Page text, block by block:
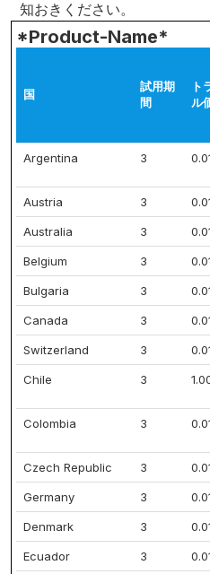
知おきください。
*Product-Name*
国
試用期
間
ト
ル
Argentina 3
Austria 3
Australia 3
Belgium 3
Bulgaria 3
Canada 3
Switzerland 3
Chile 3
Colombia 3
Czech Republic 3
Germany 3
Denmark 3
Ecuador 3